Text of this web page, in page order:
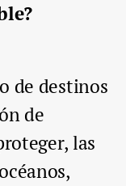
de destinos
de
las